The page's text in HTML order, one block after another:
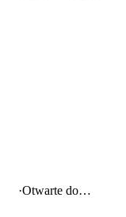
·Otwarte do